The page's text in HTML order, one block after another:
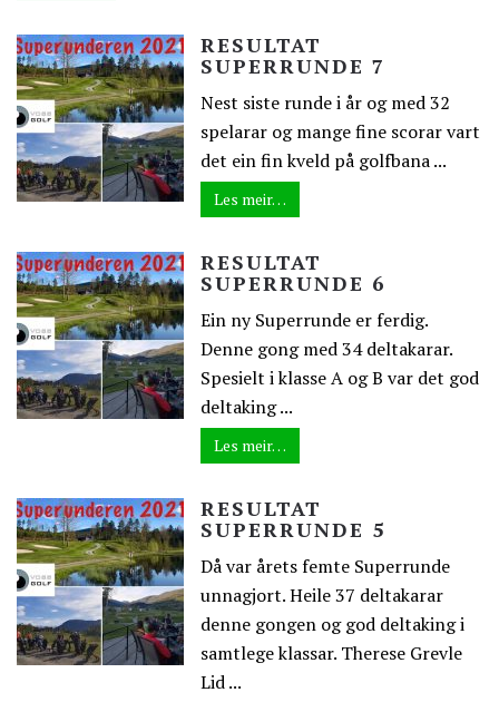
RESULTAT
SUPERRUNDE 7
Nest siste runde i år og med 32
spelarar og mange fine scorar vart
det ein fin kveld på golfbana ...
Les meir…
RESULTAT
SUPERRUNDE 6
Ein ny Superrunde er ferdig.
Denne gong med 34 deltakarar.
Spesielt i klasse A og B var det god
deltaking ...
Les meir…
RESULTAT
SUPERRUNDE 5
Då var årets femte Superrunde
unnagjort. Heile 37 deltakarar
denne gongen og god deltaking i
samtlege klassar. Therese Grevle
Lid ...